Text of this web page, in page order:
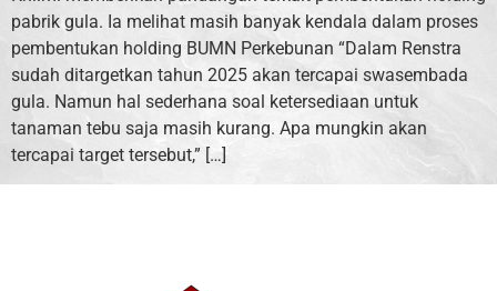
pabrik gula. Ia melihat masih banyak kendala dalam proses
pembentukan holding BUMN Perkebunan “Dalam Renstra
sudah ditargetkan tahun 2025 akan tercapai swasembada
gula. Namun hal sederhana soal ketersediaan untuk
tanaman tebu saja masih kurang. Apa mungkin akan
tercapai target tersebut,” […]